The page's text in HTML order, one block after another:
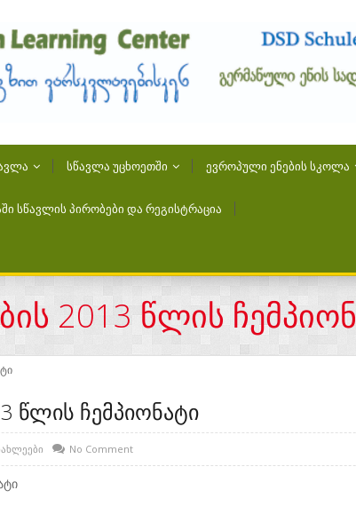
ᲡᲬᲐᲕᲚᲐ ᲣᲪᲮᲝᲔᲗᲨᲘ ᲔᲕᲠᲝᲞᲣᲚᲘ ᲔᲜᲔᲑᲘᲡ ᲡᲙᲝᲚᲐ
ᲡᲬᲐᲕᲚᲘᲡ ᲞᲘᲠᲝᲑᲔᲑᲘ ᲓᲐ ᲠᲔᲒᲘᲡᲢᲠᲐᲪᲘᲐ
2013 წლის
წლის ჩემპიონატი
No Comment